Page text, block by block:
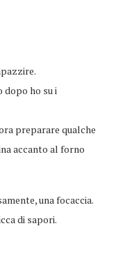
dopo ho su i
preparare qualche
accanto al forno
una focaccia.
di sapori.